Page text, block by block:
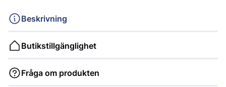
Beskrivning
Butikstillgänglighet
Fråga om produkten